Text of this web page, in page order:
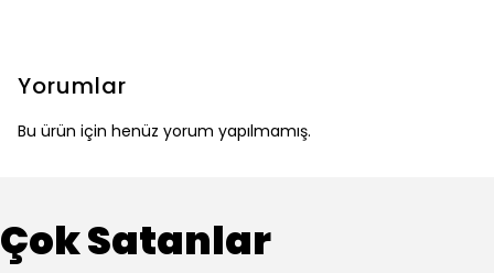
Yorumlar
Bu ürün için henüz yorum yapılmamış.
Çok Satanlar